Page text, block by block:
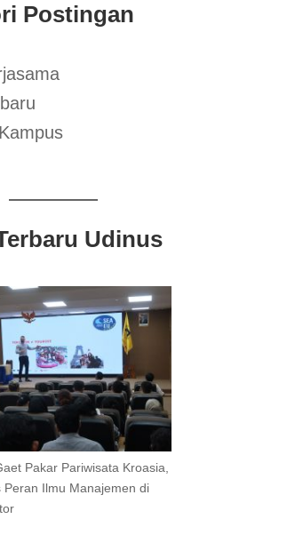
Postingan
Udinus
Pakar Pariwisata Kroasia,
Peran Ilmu Manajemen di